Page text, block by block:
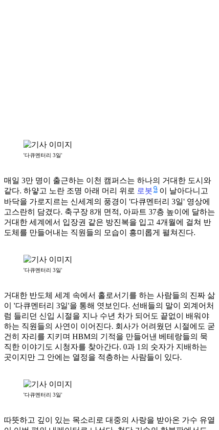
'다큐멘터리 3일'
매일 3만 명이 출근하는 이천 캠퍼스는 하나의 거대한 도시와
같다. 하얗고 노란 조명 아래 머리 위로 로봇
이 날아다니고
바닥을 가로지르는 신세계의 풍경이 '다큐멘터리 3일' 영상에
고스란히 담겼다. 축구장 8개 면적, 아파트 37층 높이에 달하는
거대한 세계에서 입장권 같은 방진복을 입고 4개월에 걸쳐 반
도체를 만들어내는 직원들의 모습이 흥미롭게 펼쳐진다.
'다큐멘터리 3일'
거대한 반도체 세계 속에서 홀로서기를 하는 사람들의 진짜 삶
이 '다큐멘터리 3일'을 통해 엿보인다. 선배들의 말이 외계어처
럼 들리던 신입 시절을 지나 수년 차가 되어도 끝없이 배워야
하는 직원들의 사연이 이어진다. 회사가 어려웠던 시절에도 굳
건히 자리를 지키며 HBM의 기적을 만들어낸 베테랑들의 묵
직한 이야기도 시청자를 찾아간다. 0과 1의 숫자가 지배하는
곳이지만 그 안에는 열정을 적층하는 사람들이 있다.
'다큐멘터리 3일'
따뜻하고 깊이 있는 목소리로 대중의 사랑을 받아온 가수 유열